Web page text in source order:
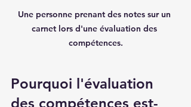
Une personne prenant des notes sur un
carnet lors d'une évaluation des
compétences.
Pourquoi l'évaluation
des compétences est-